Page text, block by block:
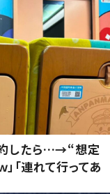
したら…→“想定
「連れて行ってあ